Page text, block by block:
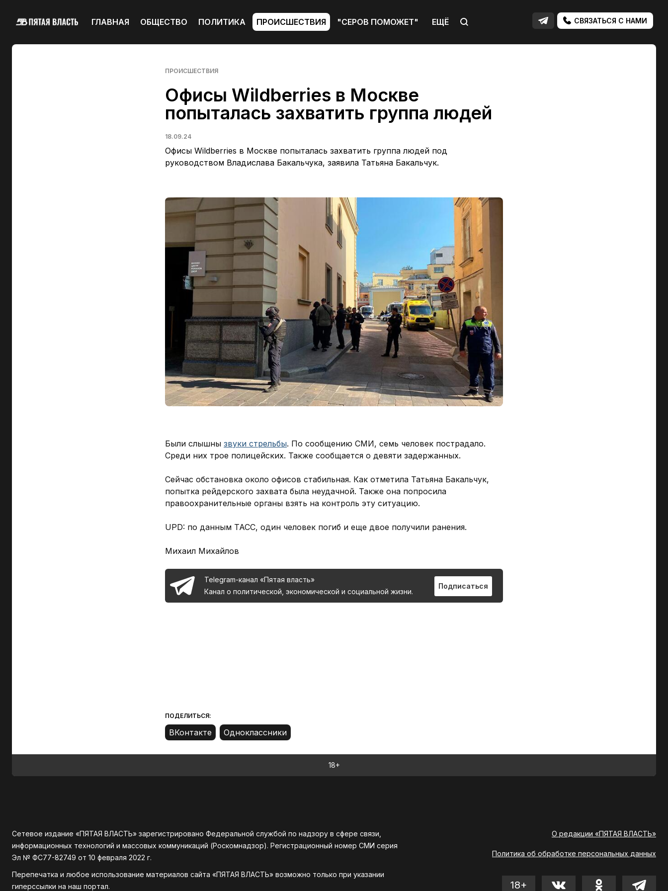
ГЛАВНАЯ ОБЩЕСТВО ПОЛИТИКА ПРОИСШЕСТВИЯ "СЕРОВ ПОМОЖЕТ" ЕЩЁ СВЯЗАТЬСЯ С НАМИ
ПРОИСШЕСТВИЯ
Офисы Wildberries в Москве
попыталась захватить группа людей
18.09.24
Офисы Wildberries в Москве попыталась захватить группа людей под
руководством Владислава Бакальчука, заявила Татьяна Бакальчук.
Были слышны звуки стрельбы. По сообщению СМИ, семь человек пострадало.
Среди них трое полицейских. Также сообщается о девяти задержанных.
Сейчас обстановка около офисов стабильная. Как отметила Татьяна Бакальчук,
попытка рейдерского захвата была неудачной. Также она попросила
правоохранительные органы взять на контроль эту ситуацию.
UPD: по данным ТАСС, один человек погиб и еще двое получили ранения.
Михаил Михайлов
Telegram-канал «Пятая власть»
Канал о политической, экономической и социальной жизни.
Подписаться
ПОДЕЛИТЬСЯ:
18+
Сетевое издание «ПЯТАЯ ВЛАСТЬ» зарегистрировано Федеральной службой по надзору в сфере связи,
информационных технологий и массовых коммуникаций (Роскомнадзор). Регистрационный номер СМИ серия
Эл № ФС77-82749 от 10 февраля 2022 г.
Перепечатка и любое использование материалов сайта «ПЯТАЯ ВЛАСТЬ» возможно только при указании
гиперссылки на наш портал.
О редакции «ПЯТАЯ ВЛАСТЬ»
Политика об обработке персональных данных
18+